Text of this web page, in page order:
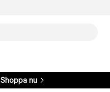
Shoppa nu